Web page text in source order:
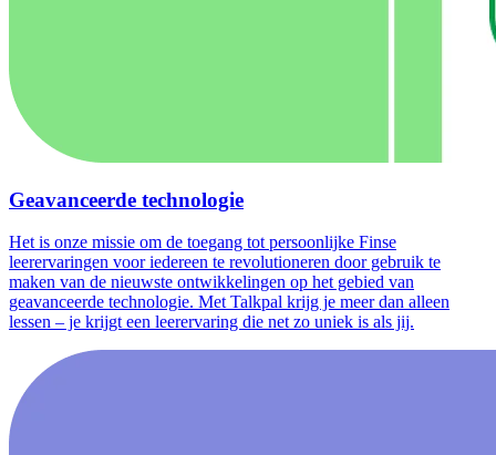
Geavanceerde technologie
Het is onze missie om de toegang tot persoonlijke Finse
leerervaringen voor iedereen te revolutioneren door gebruik te
maken van de nieuwste ontwikkelingen op het gebied van
geavanceerde technologie. Met Talkpal krijg je meer dan alleen
lessen – je krijgt een leerervaring die net zo uniek is als jij.